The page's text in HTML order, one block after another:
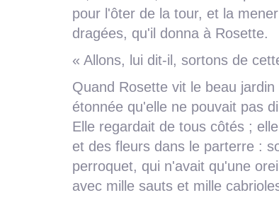
pour l'ôter de la tour, et la
dragées, qu'il donna à Rosette.
« Allons, lui dit-il, sortons de
Quand Rosette vit le beau
étonnée qu'elle ne pouvait pas
Elle regardait de tous côtés ;
et des fleurs dans le parterre :
perroquet, qui n'avait qu'une
avec mille sauts et mille